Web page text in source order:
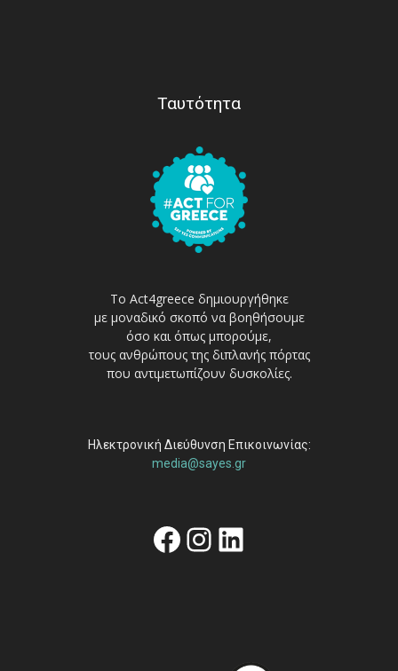
Ταυτότητα
Το Act4greece δημιουργήθηκε
με μοναδικό σκοπό να βοηθήσουμε
όσο και όπως μπορούμε,
τους ανθρώπους της διπλανής πόρτας
που αντιμετωπίζουν δυσκολίες.
Ηλεκτρονική Διεύθυνση Επικοινωνίας:
media@sayes.gr
Facebook
Instagram
Linkedin